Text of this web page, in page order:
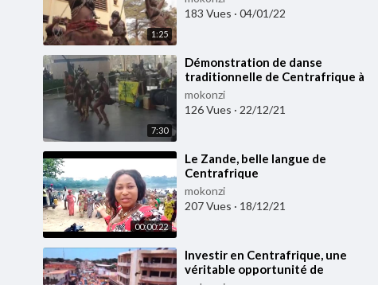
1:25
183 Vues · 04/01/22
7:30
⁣⁣Démonstration de danse
traditionnelle de Centrafrique à
l'Exposition Universelle de
Dubaï 2020
mokonzi
126 Vues · 22/12/21
00:00:22
⁣⁣Le Zande, belle langue de
Centrafrique
mokonzi
207 Vues · 18/12/21
⁣Investir en Centrafrique, une
véritable opportunité de